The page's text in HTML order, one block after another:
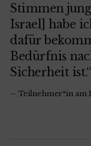
Stimmen
Israel] habe
dafür
Bedürfnis
Sicherheit ist.“
Teilnehmer*in am